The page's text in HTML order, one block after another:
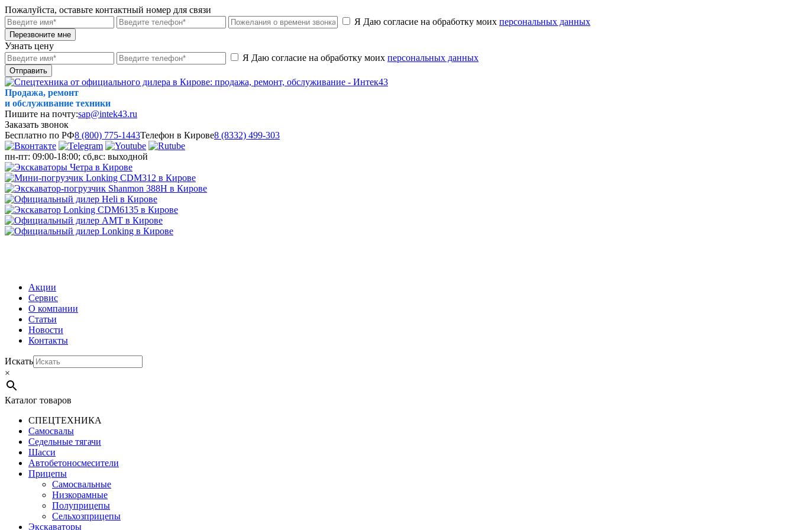
Пожалуйста, оставьте контактный номер для связи
Я Даю согласие на обработку моих персональных данных
Перезвоните мне
Узнать цену
Я Даю согласие на обработку моих персональных данных
Отправить
Продажа, ремонт
и обслуживание техники
Пишите на почту:sap@intek43.ru
Заказать звонок
Бесплатно по РФ8 (800) 775-1443Телефон в Кирове8 (8332) 499-303
пн-пт: 09:00-18:00; сб,вс: выходной
Акции
Сервис
О компании
Статьи
Новости
Контакты
Искать
×
Каталог товаров
СПЕЦТЕХНИКА
Самосвалы
Седельные тягачи
Шасси
Автобетоно­смесители
Прицепы
Самосвальные
Низкорамные
Полуприцепы
Сельхозприцепы
Экскаваторы